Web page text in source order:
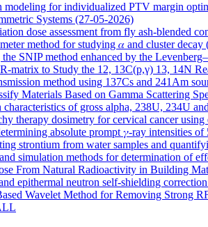
modeling for individualized PTV margin
Systems (27-05-2026)
dose assessment from fly ash-blended
method for studying 𝛼 and cluster decay
SNIP method enhanced by the
matrix to Study the 12, 13C(p,γ) 13, 14N
method using 137Cs and 241Am
Materials Based on Gamma Scattering
of gross alpha, 238U, 234U
therapy dosimetry for cervical cancer
absolute prompt 𝛾-ray intensities
strontium from water samples and
simulation methods for determination of
From Natural Radioactivity in Building
epithermal neutron self-shielding
Wavelet Method for Removing Strong